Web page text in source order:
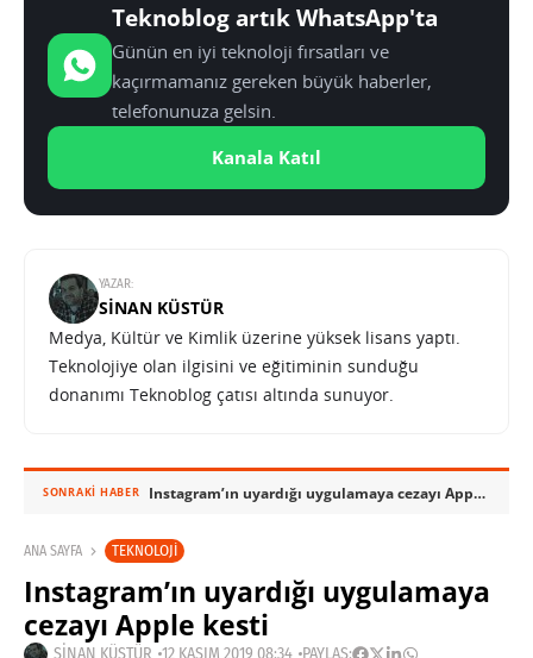
Teknoblog artık WhatsApp'ta
Günün en iyi teknoloji fırsatları ve
kaçırmamanız gereken büyük haberler,
telefonunuza gelsin.
Kanala Katıl
YAZAR:
SINAN KÜSTÜR
Medya, Kültür ve Kimlik üzerine yüksek lisans yaptı.
Teknolojiye olan ilgisini ve eğitiminin sunduğu
donanımı Teknoblog çatısı altında sunuyor.
SONRAKI HABER Instagram’ın uyardığı uygulamaya cezayı Apple kesti
ANA SAYFA TEKNOLOJI
Instagram’ın uyardığı uygulamaya
cezayı Apple kesti
SINAN KÜSTÜR 12 KASIM 2019 08:34 PAYLAŞ: